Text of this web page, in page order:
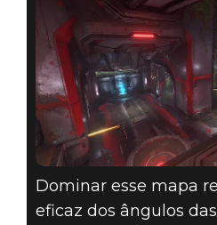
Dominar esse mapa
eficaz dos ângulos